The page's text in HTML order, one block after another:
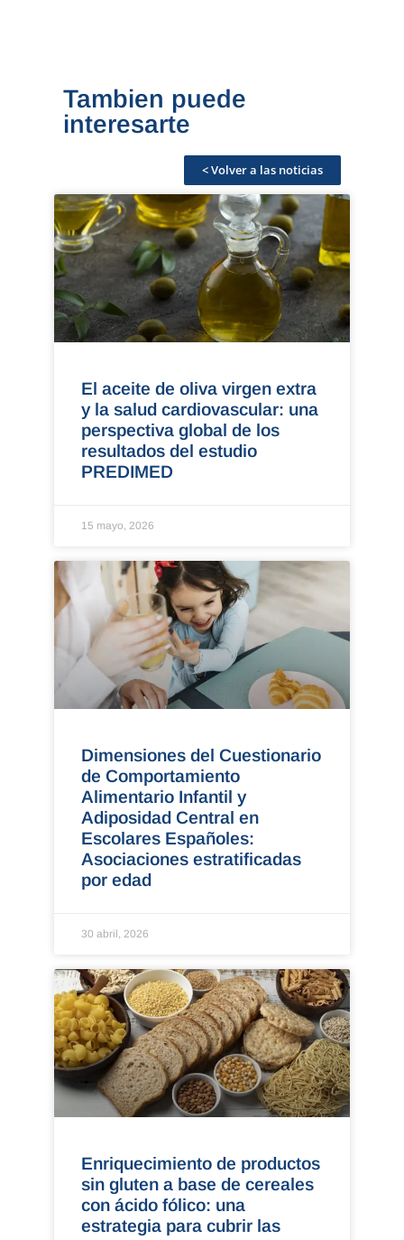
Tambien puede
interesarte
< Volver a las noticias
El aceite de oliva virgen extra
y la salud cardiovascular: una
perspectiva global de los
resultados del estudio
PREDIMED
15 mayo, 2026
Dimensiones del Cuestionario
de Comportamiento
Alimentario Infantil y
Adiposidad Central en
Escolares Españoles:
Asociaciones estratificadas
por edad
30 abril, 2026
Enriquecimiento de productos
sin gluten a base de cereales
con ácido fólico: una
estrategia para cubrir las